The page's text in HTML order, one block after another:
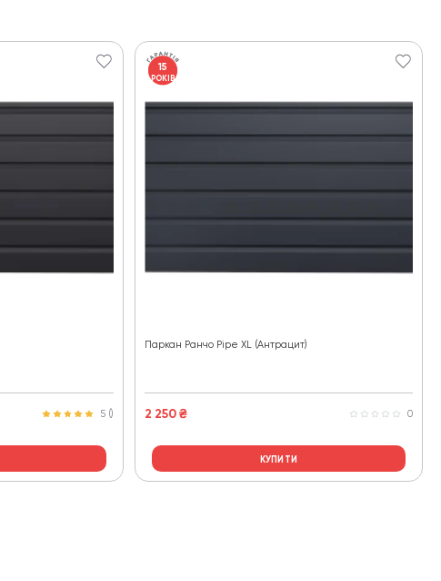
5 ()
15
РОКІВ
Паркан Ранчо Pipe XL (Антрацит)
2 250₴ 0
КУПИТИ